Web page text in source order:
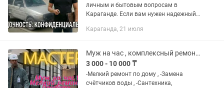
личным и бытовым вопросам в
Караганде. Если вам нужен надежный,
себя ваши дела и сэкономит ваше
Караганда, 21 июля
Муж на час , комплексный ремонт, качество гарантируем !Цены приемлемые ..
3 000 - 10 000 ₸
-Мелкий ремонт по дому , -Замена
счётчиков воды , -Сантехника,